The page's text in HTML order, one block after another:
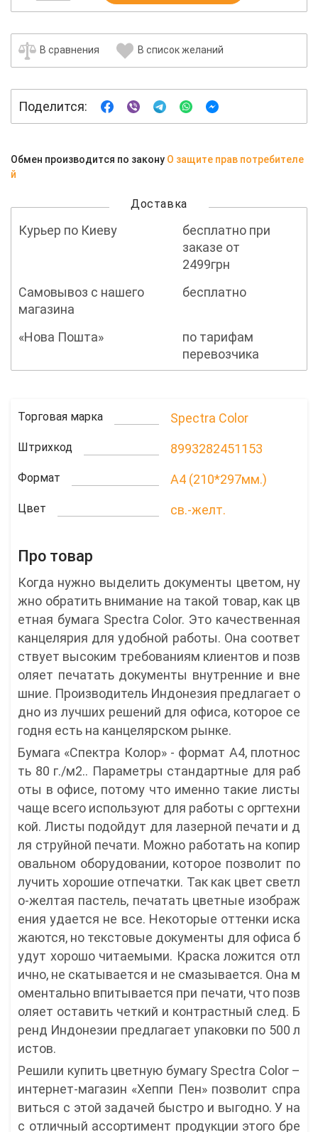
В сравнения В список желаний
Поделится:
Обмен производится по закону О защите прав потребителе
й
Доставка
Курьер по Киеву
бесплатно при
заказе от
2499грн
Самовывоз с нашего
магазина
бесплатно
«Нова Пошта»
по тарифам
перевозчика
Торговая марка Spectra Color
Штрихкод 8993282451153
Формат A4 (210*297мм.)
Цвет св.-желт.
Про товар
Когда нужно выделить документы цветом, ну
жно обратить внимание на такой товар, как цв
етная бумага Spectra Color. Это качественная
канцелярия для удобной работы. Она соответ
ствует высоким требованиям клиентов и позв
оляет печатать документы внутренние и вне
шние. Производитель Индонезия предлагает о
дно из лучших решений для офиса, которое се
годня есть на канцелярском рынке.
Бумага «Спектра Колор» - формат А4, плотнос
ть 80 г./м2.. Параметры стандартные для раб
оты в офисе, потому что именно такие листы
чаще всего используют для работы с оргтехни
кой. Листы подойдут для лазерной печати и д
ля струйной печати. Можно работать на копир
овальном оборудовании, которое позволит по
лучить хорошие отпечатки. Так как цвет светл
о-желтая пастель, печатать цветные изображ
ения удается не все. Некоторые оттенки иска
жаются, но текстовые документы для офиса б
удут хорошо читаемыми. Краска ложится отл
ично, не скатывается и не смазывается. Она м
оментально впитывается при печати, что позв
оляет оставить четкий и контрастный след. Б
ренд Индонезии предлагает упаковки по 500 л
истов.
Решили купить цветную бумагу Spectra Color –
интернет-магазин «Хеппи Пен» позволит спра
виться с этой задачей быстро и выгодно. У на
с отличный ассортимент продукции этого бре